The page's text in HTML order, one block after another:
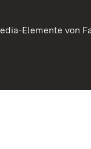
Elemente von